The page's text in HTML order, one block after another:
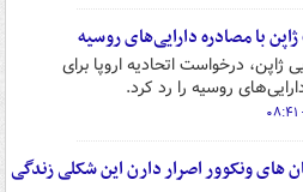
با مصادره دارایی‌های روسیه
ژاپن، درخواست اتحادیه اروپا برای
روسیه را رد کرد.
های ونکوور اصرار دارن این شکلی زندگی